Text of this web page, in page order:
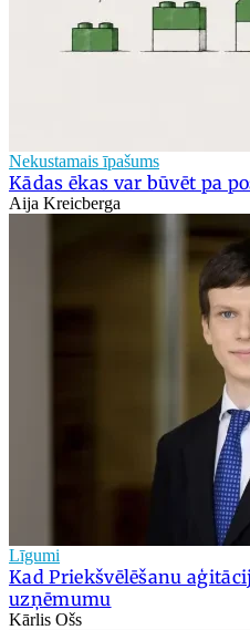
Nekustamais īpašums
Kādas ēkas var būvēt pa
Aija Kreicberga
Līgumi
Kad Priekšvēlēšanu
uzņēmumu
Kārlis Ošs